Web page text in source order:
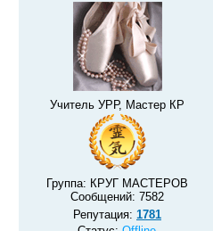
Учитель УРР, Мастер КР
Группа: КРУГ МАСТЕРОВ
Сообщений: 7582
Репутация: 1781